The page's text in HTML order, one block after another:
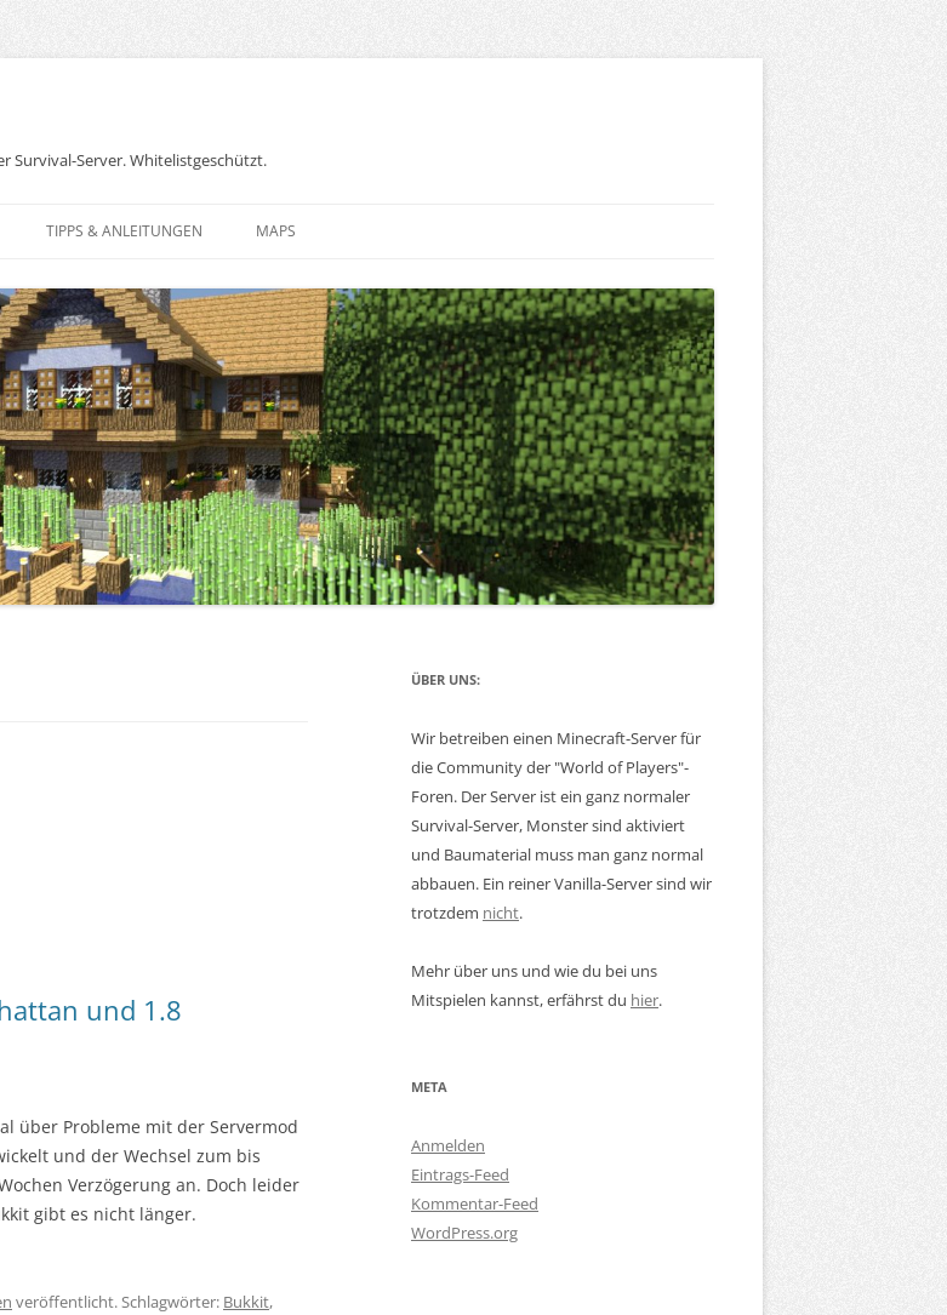
Survival-Server. Whitelistgeschützt.
CARROOBURG IM NIEMANDSLAND
DAS TAL DES FRIEDENS
DRECKSINSEL
MINEHATTAN
SERVER
TIPPS & ANLEITUNGEN
UND PORTS
BILDER VON BESONDEREN ORTEN
BÜCHERREGALE BESCHREIBEN
CRAFTBOOK CRAFTBOOK: AUFZÜGE
CRAFTBOOK: BRÜCKEN UND
TÜREN AUS BLÖCKEN
CRAFTBOOK: ZAUNTORE
MINEHATTAN’SCHE SPEZIALITÄTEN
„SNAPSHOT“ DER
BEFEHLSÜBERSICHT
MAPS
und 1.8
über Probleme mit der Servermod
und der Wechsel zum bis
Verzögerung an. Doch leider
gibt es nicht länger.
veröffentlicht. Schlagwörter: Bukkit,
ÜBER UNS:
Wir betreiben einen Minecraft-Server für
die Community der "World of Players"-
Foren. Der Server ist ein ganz normaler
Survival-Server, Monster sind aktiviert
und Baumaterial muss man ganz normal
abbauen. Ein reiner Vanilla-Server sind wir
trotzdem nicht.
Mehr über uns und wie du bei uns
Mitspielen kannst, erfährst du hier.
META
Anmelden
Eintrags-Feed
Kommentar-Feed
WordPress.org